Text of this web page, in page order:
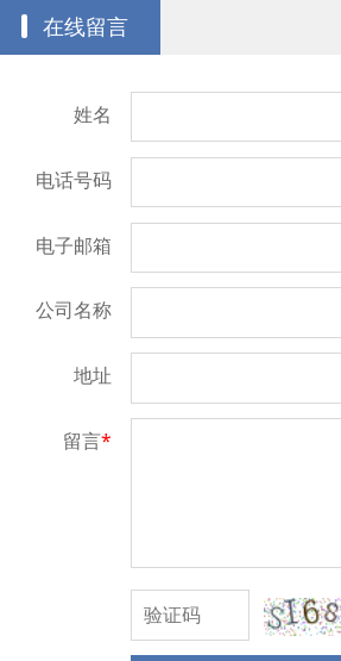
在线留言
姓名
电话号码
电子邮箱
公司名称
地址
留言*